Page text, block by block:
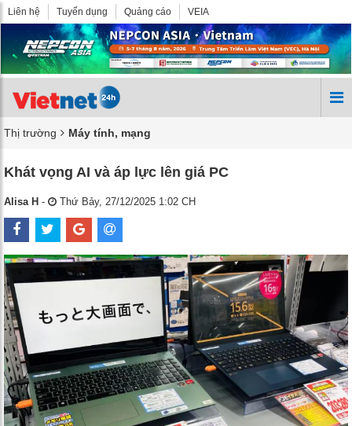
Liên hệ Tuyển dụng Quảng cáo VEIA
Thị trường Máy tính, mạng
Khát vọng AI và áp lực lên giá PC
Alisa H - Thứ Bảy, 27/12/2025 1:02 CH